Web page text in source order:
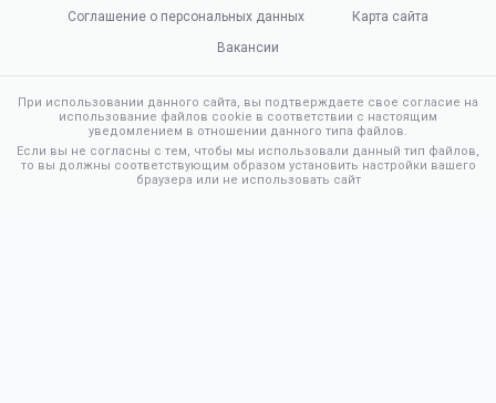
Соглашение о персональных данных
Карта сайта
Вакансии
При использовании данного сайта, вы подтверждаете свое согласие на
использование файлов cookie в соответствии с настоящим
уведомлением в отношении данного типа файлов.
Если вы не согласны с тем, чтобы мы использовали данный тип файлов,
то вы должны соответствующим образом установить настройки вашего
браузера или не использовать сайт